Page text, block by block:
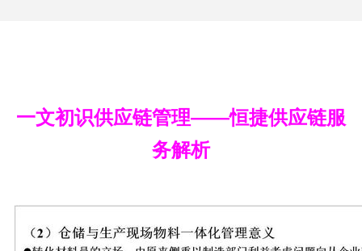
一文初识供应链管理——恒捷供应链服
务解析